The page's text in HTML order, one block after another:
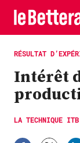
Matériels
RÉSULTAT
Intérêt
LA TECHNIQUE ITB